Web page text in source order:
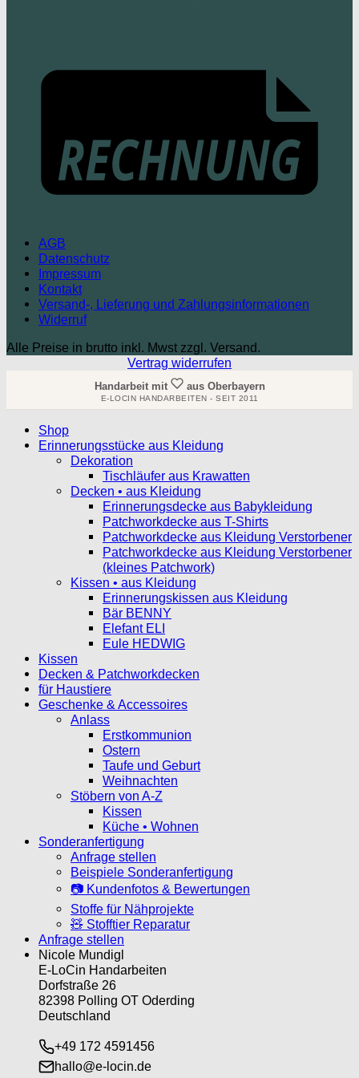
AGB
Datenschutz
Impressum
Kontakt
Versand-, Lieferung und Zahlungsinformationen
Widerruf
Alle Preise in brutto inkl. Mwst zzgl. Versand.
Vertrag widerrufen
Handarbeit mit aus Oberbayern
E-LOCIN HANDARBEITEN - SEIT 2011
Shop
Erinnerungsstücke aus Kleidung
Dekoration
Tischläufer aus Krawatten
Decken • aus Kleidung
Erinnerungsdecke aus Babykleidung
Patchworkdecke aus T-Shirts
Patchworkdecke aus Kleidung Verstorbener
Patchworkdecke aus Kleidung Verstorbener
(kleines Patchwork)
Kissen • aus Kleidung
Erinnerungskissen aus Kleidung
Bär BENNY
Elefant ELI
Eule HEDWIG
Kissen
Decken & Patchworkdecken
für Haustiere
Geschenke & Accessoires
Anlass
Erstkommunion
Ostern
Taufe und Geburt
Weihnachten
Stöbern von A-Z
Kissen
Küche • Wohnen
Sonderanfertigung
Anfrage stellen
Beispiele Sonderanfertigung
📷 Kundenfotos & Bewertungen
Stoffe für Nähprojekte
🧸 Stofftier Reparatur
Anfrage stellen
Nicole Mundigl
E-LoCin Handarbeiten
Dorfstraße 26
82398 Polling OT Oderding
Deutschland
+49 172 4591456
hallo@e-locin.de